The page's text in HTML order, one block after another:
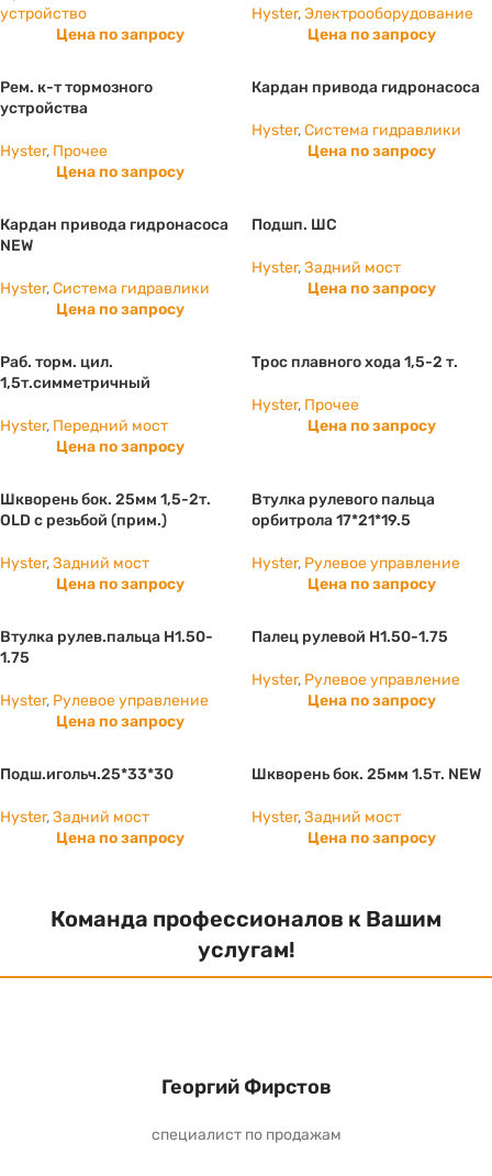
устройство
Цена по запросу
Hyster,Электрооборудование
Цена по запросу
Рем. к-т тормозного
устройства
Hyster, Прочее
Цена по запросу
Кардан привода гидронасоса
Hyster,Система гидравлики
Цена по запросу
Кардан привода гидронасоса
NEW
Hyster,Система гидравлики
Цена по запросу
Подшп. ШС
Hyster,Задний мост
Цена по запросу
Раб. торм. цил.
1,5т.симметричный
Hyster, Передний мост
Цена по запросу
Трос плавного хода 1,5-2 т.
Hyster, Прочее
Цена по запросу
Шкворень бок. 25мм 1,5-2т.
OLD с резьбой (прим.)
Hyster,Задний мост
Цена по запросу
Втулка рулевого пальца
орбитрола 17*21*19.5
Hyster, Рулевое управление
Цена по запросу
Втулка рулев.пальца H1.50-
1.75
Hyster, Рулевое управление
Цена по запросу
Палец рулевой H1.50-1.75
Hyster, Рулевое управление
Цена по запросу
Подш.игольч.25*33*30
Hyster,Задний мост
Цена по запросу
Шкворень бок. 25мм 1.5т. NEW
Hyster,Задний мост
Цена по запросу
Команда профессионалов к Вашим
услугам!
Георгий Фирстов
специалист по продажам